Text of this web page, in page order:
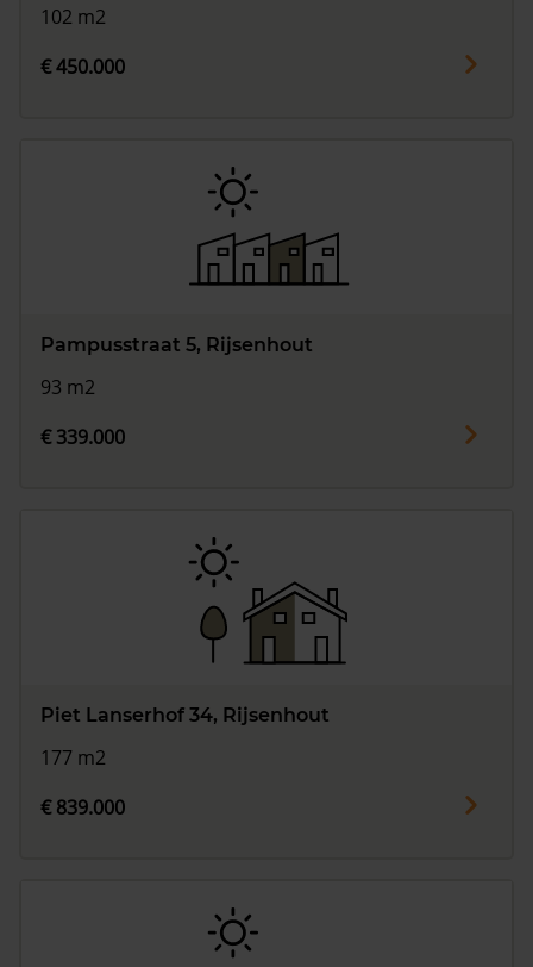
102 m2
€ 450.000
Pampusstraat 5, Rijsenhout
93 m2
€ 339.000
Piet Lanserhof 34, Rijsenhout
177 m2
€ 839.000